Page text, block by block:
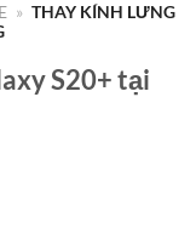
» THAY KÍNH LƯNG
S20+ tại